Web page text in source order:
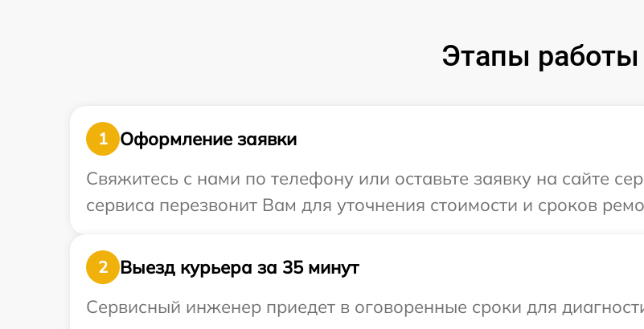
Этапы работы
1
Оформление заявки
Свяжитесь с нами по телефону или оставьте заявку на сайте
сервиса перезвонит Вам для уточнения стоимости и сроков
2
Выезд курьера за 35 минут
Сервисный инженер приедет в оговоренные сроки для